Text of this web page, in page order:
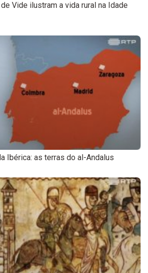
Vide ilustram a vida rural na Idade
Ibérica: as terras do al-Andalus